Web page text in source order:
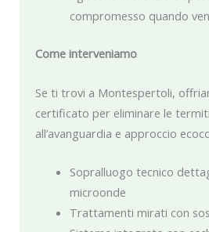
compromesso quando
Come interveniamo
Se ti trovi a Montespertoli,
certificato per eliminare le
all’avanguardia e approccio
Sopralluogo tecnico
microonde
Trattamenti mirati con